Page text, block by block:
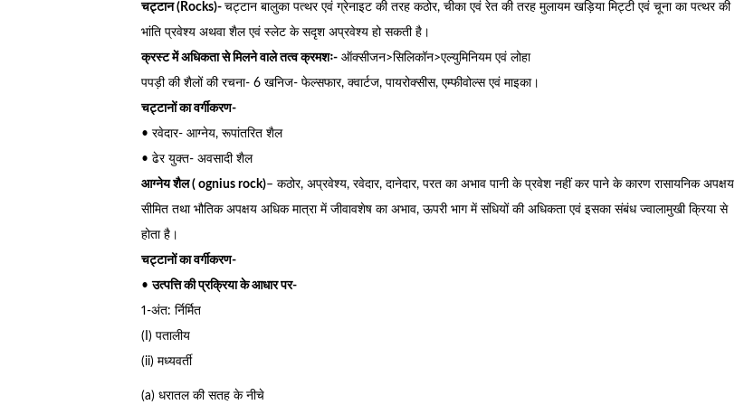
चट्टान (Rocks)- चट्टान बालुका पत्थर एवं ग्रेनाइट की तरह कठोर, चीका एवं रेत की तरह मुलायम खड़िया मिट्टी एवं चूना का पत्थर की
भांति प्रवेश्य अथवा शैल एवं स्लेट के सदृश अप्रवेश्य हो सकती है।
क्रस्ट में अधिकता से मिलने वाले तत्व क्रमशः-ऑक्सीजन>सिलिकॉन>एल्युमिनियम एवं लोहा
पपड़ी की शैलों की रचना- 6 खनिज- फेल्सफार, क्वार्टज, पायरोक्सीस, एम्फीवोल्स एवं माइका।
चट्टानों का वर्गीकरण-
• रवेदार- आग्नेय, रूपांतरित शैल
• ढेर युक्त- अवसादी शैल
आग्नेय शैल ( ognius rock)– कठोर, अप्रवेश्य, रवेदार, दानेदार, परत का अभाव पानी के प्रवेश नहीं कर पाने के कारण रासायनिक अपक्षय
सीमित तथा भौतिक अपक्षय अधिक मात्रा में जीवावशेष का अभाव, ऊपरी भाग में संधियों की अधिकता एवं इसका संबंध ज्वालामुखी क्रिया से
होता है।
चट्टानों का वर्गीकरण-
•उत्पत्ति की प्रक्रिया के आधार पर-
1-अंत: र्निर्मित
(I) पतालीय
(ii) मध्यवर्ती
(a) धरातल की सतह के नीचे